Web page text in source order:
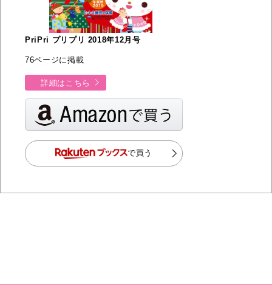
PriPri プリプリ 2018年12月号
76ページに掲載
詳細はこちら
で買う